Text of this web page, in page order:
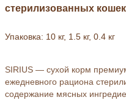
стерилизованных кошек
Упаковка: 10 кг, 1.5 кг, 0.4 кг
SIRIUS — сухой корм
ежедневного рациона
содержание мясных